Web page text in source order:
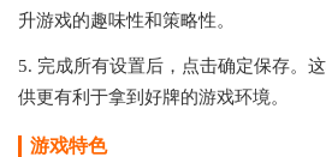
升游戏的趣味性和策略性。
5. 完成所有设置后，点击确定保存。
供更有利于拿到好牌的游戏环境。
游戏特色